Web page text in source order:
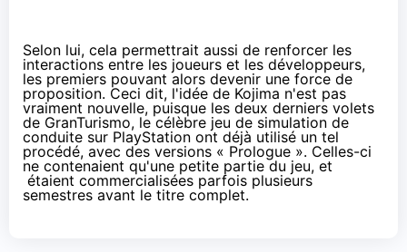
Selon lui, cela permettrait aussi de renforcer les
interactions entre les joueurs et les développeurs,
les premiers pouvant alors devenir une force de
proposition. Ceci dit, l'idée de Kojima n'est pas
vraiment nouvelle, puisque les deux derniers volets
de GranTurismo, le célèbre jeu de simulation de
conduite sur PlayStation ont déjà utilisé un tel
procédé, avec des versions « Prologue ». Celles-ci
ne contenaient qu'une petite partie du jeu, et
étaient commercialisées parfois plusieurs
semestres avant le titre complet.